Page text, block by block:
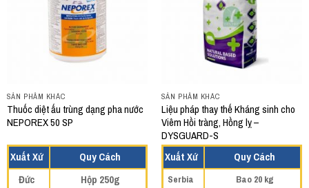
SẢN PHẨM KHÁC
Thuốc diệt ấu trùng dạng pha nước
NEPOREX 50 SP
Xuất Xứ
Quy Cách
Đức
Hộp 250g
SẢN PHẨM KHÁC
Liệu pháp thay thế Kháng sinh cho
Viêm Hồi tràng, Hồng lỵ –
DYSGUARD-S
Xuất Xứ
Quy Cách
Serbia Bao 20 kg